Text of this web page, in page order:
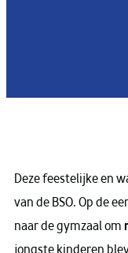
Deze feestelijke en
van de BSO. Op de
naar de gymzaal om